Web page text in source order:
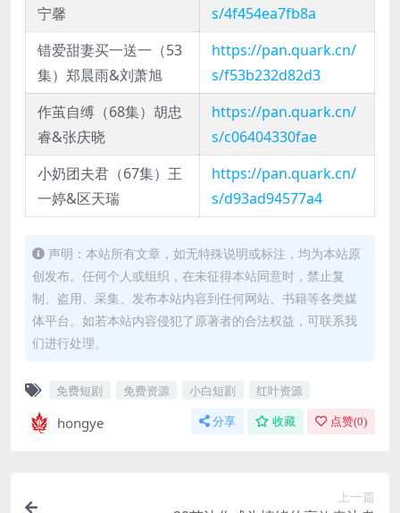
宁馨
s/4f454ea7fb8a
错爱甜妻买一送一（53
集）郑晨雨&刘萧旭
https://pan.quark.cn/
s/f53b232d82d3
作茧自缚（68集）胡忠
睿&张庆晓
https://pan.quark.cn/
s/c06404330fae
小奶团夫君（67集）王
一婷&区天瑞
https://pan.quark.cn/
s/d93ad94577a4
声明：本站所有文章，如无特殊说明或标注，均为本站原
创发布。任何个人或组织，在未征得本站同意时，禁止复
制、盗用、采集、发布本站内容到任何网站、书籍等各类媒
体平台。如若本站内容侵犯了原著者的合法权益，可联系我
们进行处理。
免费短剧 免费资源 小白短剧 红叶资源
hongye 分享 收藏 点赞(0)
上一篇